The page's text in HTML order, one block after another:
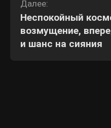
Далее:
Неспокойный
возмущение,
и шанс на сияния